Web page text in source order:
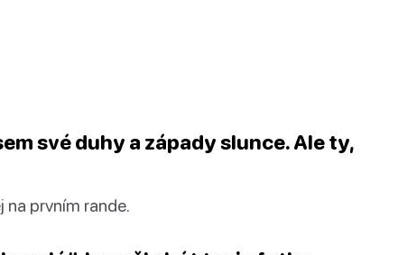
své duhy a západy slunce. Ale ty,
na prvním rande.